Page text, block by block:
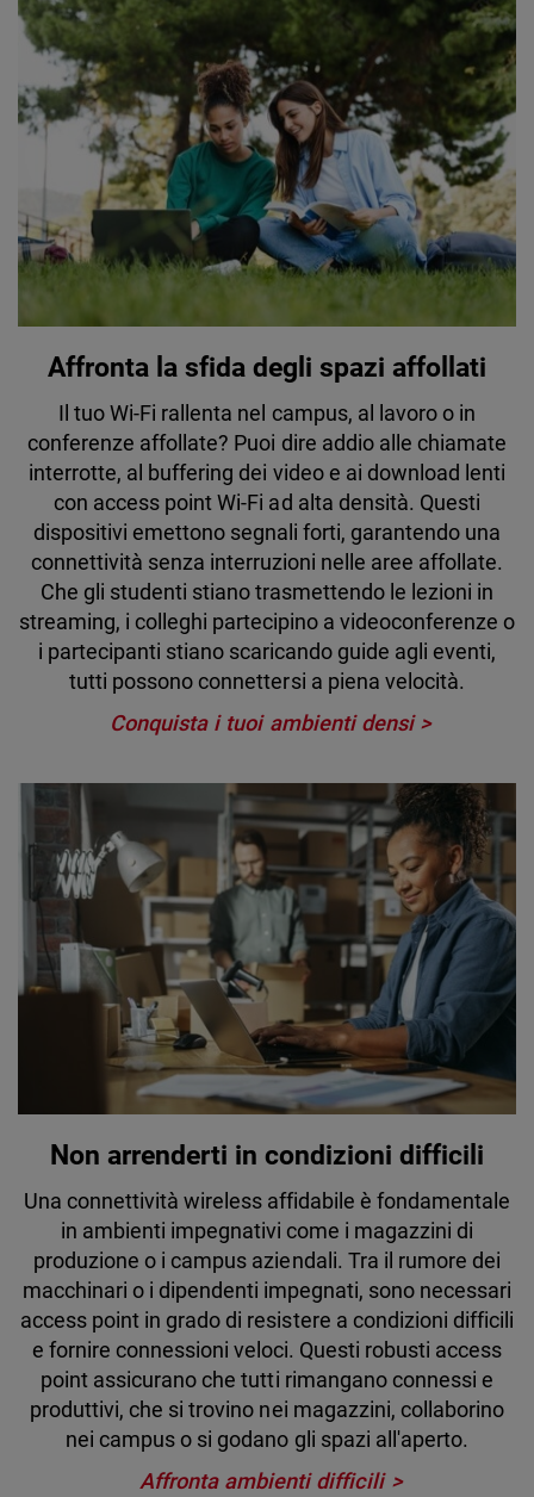
Affronta la sfida degli spazi affollati
Il tuo Wi-Fi rallenta nel campus, al lavoro o in
conferenze affollate? Puoi dire addio alle chiamate
interrotte, al buffering dei video e ai download lenti
con access point Wi-Fi ad alta densità. Questi
dispositivi emettono segnali forti, garantendo una
connettività senza interruzioni nelle aree affollate.
Che gli studenti stiano trasmettendo le lezioni in
streaming, i colleghi partecipino a videoconferenze o
i partecipanti stiano scaricando guide agli eventi,
tutti possono connettersi a piena velocità.
Conquista i tuoi ambienti densi
Non arrenderti in condizioni difficili
Una connettività wireless affidabile è fondamentale
in ambienti impegnativi come i magazzini di
produzione o i campus aziendali. Tra il rumore dei
macchinari o i dipendenti impegnati, sono necessari
access point in grado di resistere a condizioni difficili
e fornire connessioni veloci. Questi robusti access
point assicurano che tutti rimangano connessi e
produttivi, che si trovino nei magazzini, collaborino
nei campus o si godano gli spazi all'aperto.
Affronta ambienti difficili